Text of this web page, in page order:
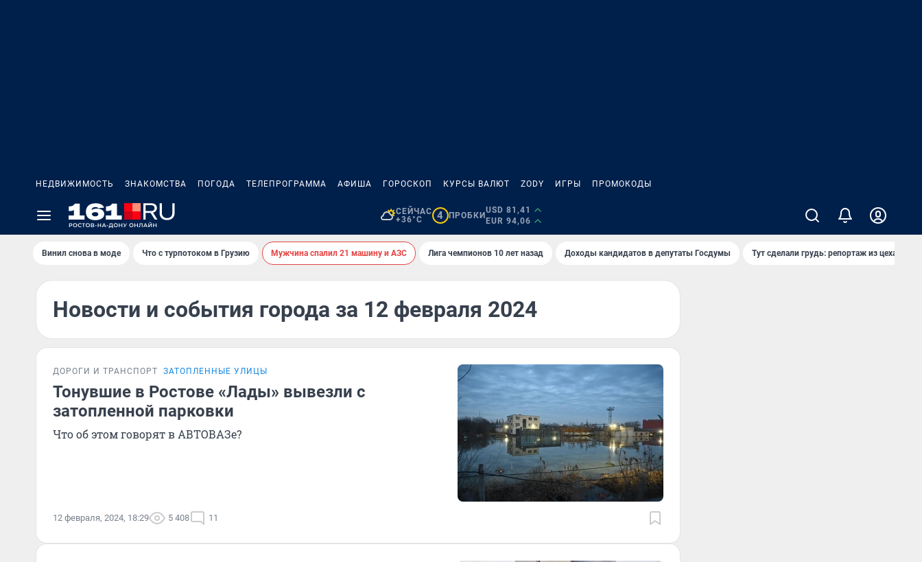
НЕДВИЖИМОСТЬ ЗНАКОМСТВА ПОГОДА ТЕЛЕПРОГРАММА АФИША ГОРОСКОП КУРСЫ ВАЛЮТ ZODY ИГРЫ ПРОМОКОДЫ
СЕЙЧАС
+36°C
4 ПРОБКИ
USD 81,41
EUR 94,06
Винил снова в моде Что с турпотоком в Грузию Мужчина спалил 21 машину и АЗС Лига чемпионов 10 лет назад Доходы кандидатов в депутаты Госдумы Тут сделали грудь: репортаж из цеха
Новости и события города за 12 февраля 2024
ДОРОГИ И ТРАНСПОРТ ЗАТОПЛЕННЫЕ УЛИЦЫ
Тонувшие в Ростове «Лады» вывезли с
затопленной парковки
Что об этом говорят в АВТОВАЗе?
12 февраля, 2024, 18:29 5 408 11